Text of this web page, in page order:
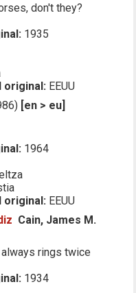
don't they?
1935
original: EEUU
[en > eu]
1964
original: EEUU
Cain, James M.
rings twice
1934